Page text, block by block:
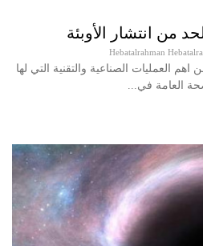
من انتشار الأوبئة
العمليات الصناعية والتقنية التي لها
العامة في...